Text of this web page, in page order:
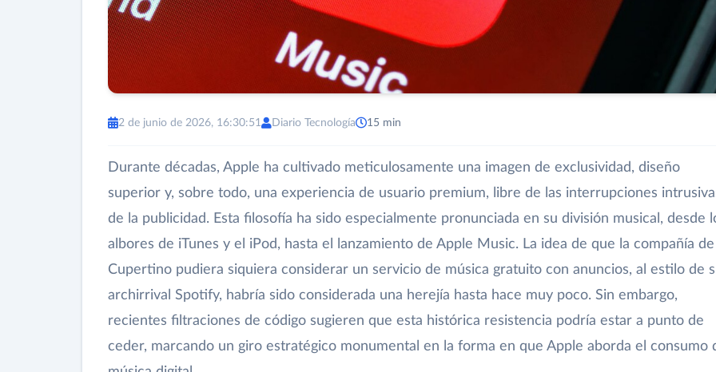
2 de junio de 2026, 16:30:51 Diario Tecnología 15 min
Durante décadas, Apple ha cultivado meticulosamente una imagen de exclusividad, diseño
superior y, sobre todo, una experiencia de usuario premium, libre de las interrupciones
de la publicidad. Esta filosofía ha sido especialmente pronunciada en su división musical, desde
albores de iTunes y el iPod, hasta el lanzamiento de Apple Music. La idea de que la compañía de
Cupertino pudiera siquiera considerar un servicio de música gratuito con anuncios, al estilo de
archirrival Spotify, habría sido considerada una herejía hasta hace muy poco. Sin embargo,
recientes filtraciones de código sugieren que esta histórica resistencia podría estar a punto de
ceder, marcando un giro estratégico monumental en la forma en que Apple aborda el consumo